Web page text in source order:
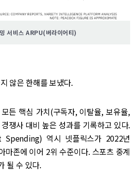
서비스 ARPU(버라이어티)
않은 한해를 보냈다.
든 핵심 가치(구독자, 이탈율, 보유율,
쟁사 대비 높은 성과를 기록하고 있다.
Spending) 역시 넷플릭스가 2022년
마존에 이어 2위 수준이다. 스포츠 중계
될 수 있다.